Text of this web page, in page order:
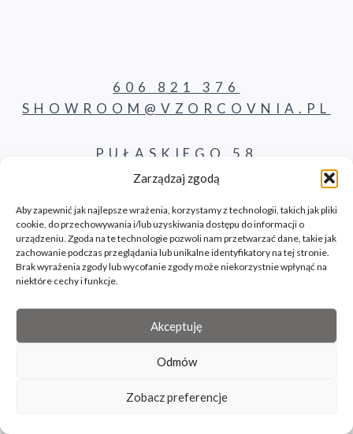
Zarządzaj zgodą
Aby zapewnić jak najlepsze wrażenia, korzystamy z technologii, takich jak pliki
cookie, do przechowywania i/lub uzyskiwania dostępu do informacji o
urządzeniu. Zgoda na te technologie pozwoli nam przetwarzać dane, takie jak
zachowanie podczas przeglądania lub unikalne identyfikatory na tej stronie.
Brak wyrażenia zgody lub wycofanie zgody może niekorzystnie wpłynąć na
niektóre cechy i funkcje.
Akceptuję
Odmów
Zobacz preferencje
606 821 376
SHOWROOM@VZORCOVNIA.PL
PUŁASKIEGO 58
62-800 KALISZ
PRODUKTY
KONTAKT
BLOG
© 2026 Vzorcovnia site by bilbil.pl